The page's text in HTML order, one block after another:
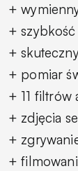
+
+ szybkość
+
+ pomiar
+ 11 filtrów
+ zdjęcia
+
+